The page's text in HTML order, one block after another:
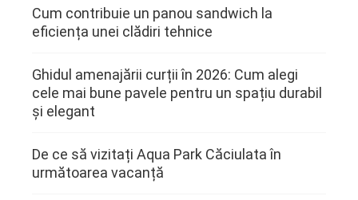
Cum contribuie un panou sandwich la
eficiența unei clădiri tehnice
Ghidul amenajării curții în 2026: Cum alegi
cele mai bune pavele pentru un spațiu durabil
și elegant
De ce să vizitați Aqua Park Căciulata în
următoarea vacanță